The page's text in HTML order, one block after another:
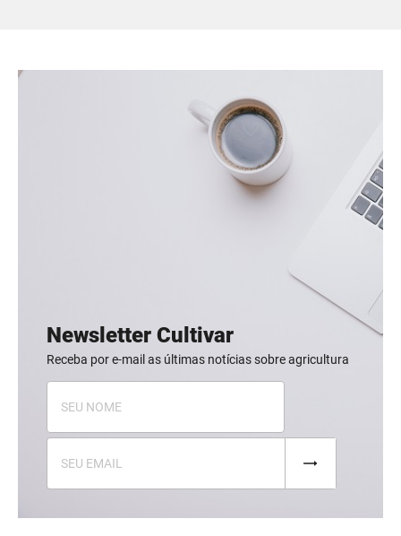
Newsletter Cultivar
Receba por e-mail as últimas notícias sobre agricultura